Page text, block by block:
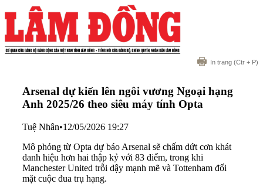
In trang (Ctr + P)
Arsenal dự kiến lên ngôi vương Ngoại hạng
Anh 2025/26 theo siêu máy tính Opta
Tuệ Nhân•12/05/2026 19:27
Mô phỏng từ Opta dự báo Arsenal sẽ chấm dứt cơn khát
danh hiệu hơn hai thập kỷ với 83 điểm, trong khi
Manchester United trỗi dậy mạnh mẽ và Tottenham đối
mặt cuộc đua trụ hạng.